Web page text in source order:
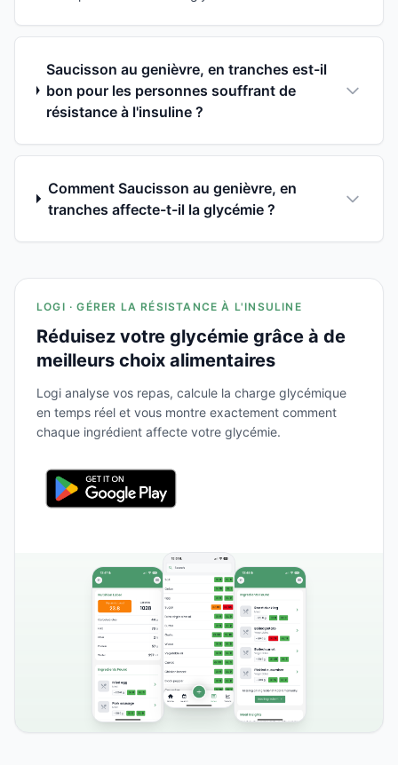
Saucisson au genièvre, en tranches est-il
bon pour les personnes souffrant de
résistance à l'insuline ?
Comment Saucisson au genièvre, en
tranches affecte-t-il la glycémie ?
LOGI · GÉRER LA RÉSISTANCE À L'INSULINE
Réduisez votre glycémie grâce à de
meilleurs choix alimentaires
Logi analyse vos repas, calcule la charge glycémique
en temps réel et vous montre exactement comment
chaque ingrédient affecte votre glycémie.